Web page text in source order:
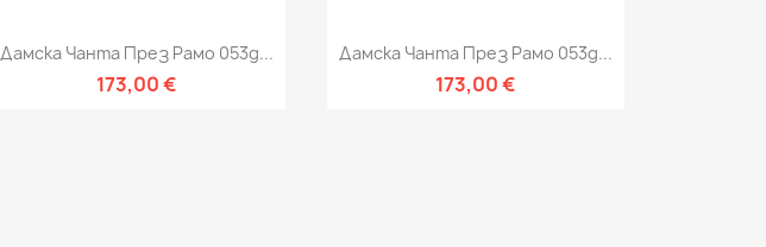
Бърз преглед
Дамска Чанта През Рамо 053g...
173,00 €
Бърз преглед
Дамска Чанта През Рамо 053g...
173,00 €